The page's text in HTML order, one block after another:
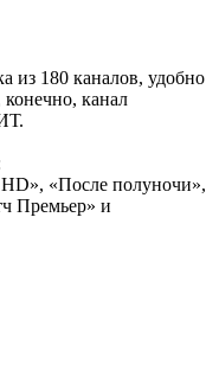
из 180 каналов, удобно
канал
«После полуночи»,
Премьер» и